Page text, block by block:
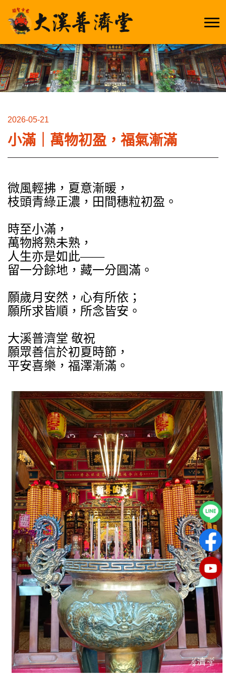
2026-05-21
小滿｜萬物初盈，福氣漸滿
微風輕拂，夏意漸暖，
枝頭青綠正濃，田間穗粒初盈。
時至小滿，
萬物將熟未熟，
人生亦是如此——
留一分餘地，藏一分圓滿。
願歲月安然，心有所依；
願所求皆順，所念皆安。
大溪普濟堂 敬祝
願眾善信於初夏時節，
平安喜樂，福澤漸滿。